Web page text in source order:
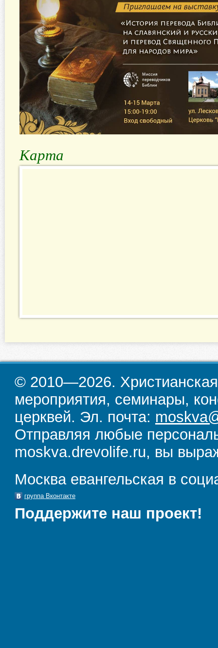
Карта
© 2010—2026.
мероприятия, семинары,
церквей. Эл. почта:
Отправляя любые
moskva.drevolife.ru, вы
Москва евангельская в
группа Вконтакте
Поддержите наш проект!